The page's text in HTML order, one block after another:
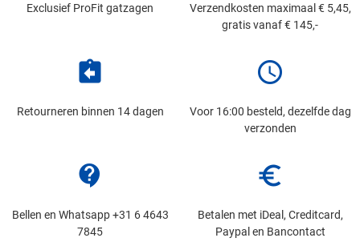
Exclusief ProFit gatzagen
Verzendkosten maximaal € 5,45,
gratis vanaf € 145,-
assignment_return
Retourneren binnen 14 dagen
schedule
Voor 16:00 besteld, dezelfde dag
verzonden
contact_support
Bellen en Whatsapp +31 6 4643
7845
euro_symbol
Betalen met iDeal, Creditcard,
Paypal en Bancontact